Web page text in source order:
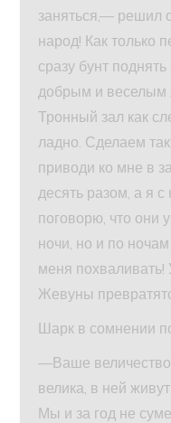
заняться,— решил
народ! Как только
сразу бунт
добрым и
Тронный зал как
ладно. Сделаем
приводи ко мне в
десять разом, а я
поговорю, что они
ночи, но и по
меня похваливать!
Жевуны
Шарк в сомнении
—Ваше
велика, в ней
Мы и за год не